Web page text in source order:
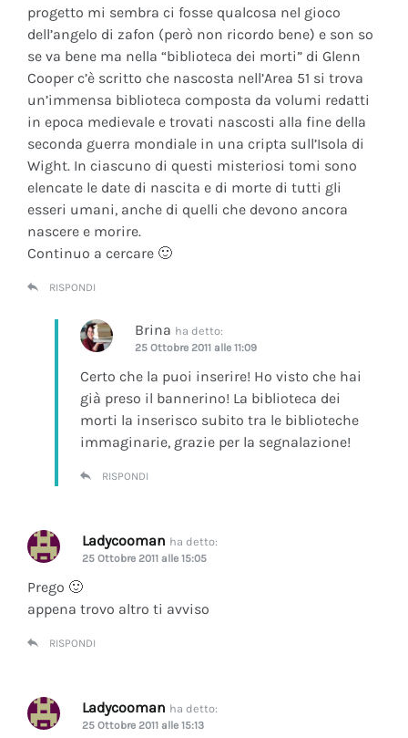
progetto mi sembra ci fosse qualcosa nel gioco
dell’angelo di zafon (però non ricordo bene) e son so
se va bene ma nella “biblioteca dei morti” di Glenn
Cooper c’è scritto che nascosta nell’Area 51 si trova
un’immensa biblioteca composta da volumi redatti
in epoca medievale e trovati nascosti alla fine della
seconda guerra mondiale in una cripta sull’Isola di
Wight. In ciascuno di questi misteriosi tomi sono
elencate le date di nascita e di morte di tutti gli
esseri umani, anche di quelli che devono ancora
nascere e morire.
Continuo a cercare 🙂
RISPONDI
Brina ha detto:
25 Ottobre 2011 alle 11:09
Certo che la puoi inserire! Ho visto che hai
già preso il bannerino! La biblioteca dei
morti la inserisco subito tra le biblioteche
immaginarie, grazie per la segnalazione!
RISPONDI
Ladycooman ha detto:
25 Ottobre 2011 alle 15:05
Prego 🙂
appena trovo altro ti avviso
RISPONDI
Ladycooman ha detto:
25 Ottobre 2011 alle 15:13